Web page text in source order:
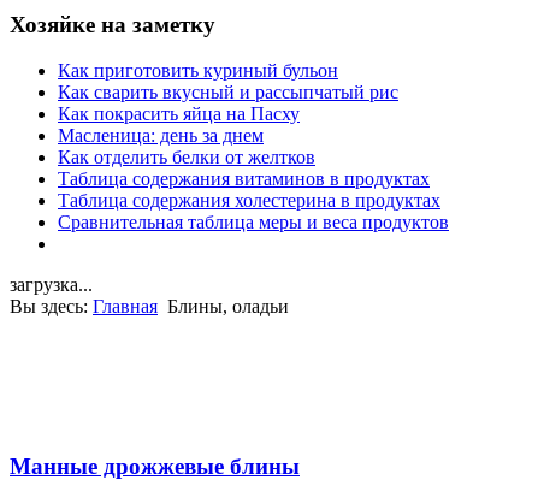
Хозяйке на заметку
Как приготовить куриный бульон
Как сварить вкусный и рассыпчатый рис
Как покрасить яйца на Пасху
Масленица: день за днем
Как отделить белки от желтков
Таблица содержания витаминов в продуктах
Таблица содержания холестерина в продуктах
Сравнительная таблица меры и веса продуктов
загрузка...
Вы здесь: Главная Блины, оладьи
Манные дрожжевые блины